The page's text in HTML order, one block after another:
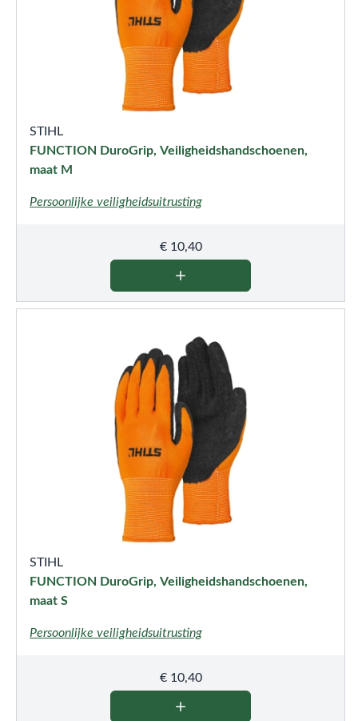
STIHL
FUNCTION DuroGrip, Veiligheidshandschoenen,
maat M
Persoonlijke veiligheidsuitrusting
€10,40
STIHL
FUNCTION DuroGrip, Veiligheidshandschoenen,
maat S
Persoonlijke veiligheidsuitrusting
€10,40